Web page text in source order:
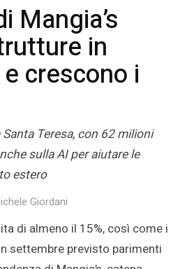
Mangia’s
in
crescono i
Teresa, con 62 milioni
sulla AI per aiutare le
estero
Giordani
di almeno il 15%, così come i
settembre previsto parimenti